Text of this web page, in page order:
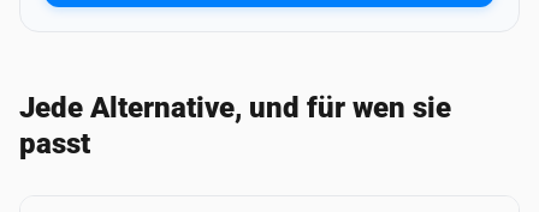
Jede Alternative, und für wen sie
passt